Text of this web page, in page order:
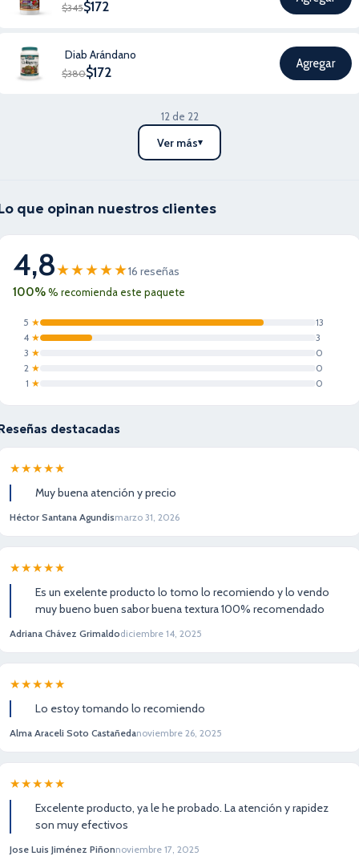
$345$172
Diab Arándano
$380$172
Agregar
12 de 22
Ver más▾
que opinan nuestros clientes
4,8★★★★★16 reseñas
100%% recomienda este paquete
5 ★
13
4 ★
3
3 ★
0
2 ★
0
1 ★ 0
destacadas
★★★★★
Muy buena atención y precio
Héctor Santana Agundismarzo 31, 2026
★★★★★
Es un exelente producto lo tomo lo recomiendo y lo vendo
muy bueno buen sabor buena textura 100% recomendado
Adriana Chávez Grimaldodiciembre 14, 2025
★★★★★
Lo estoy tomando lo recomiendo
Alma Araceli Soto Castañedanoviembre 26, 2025
★★★★★
Excelente producto, ya le he probado. La atención y rapidez
son muy efectivos
Jose Luis Jiménez Piñonnoviembre 17, 2025